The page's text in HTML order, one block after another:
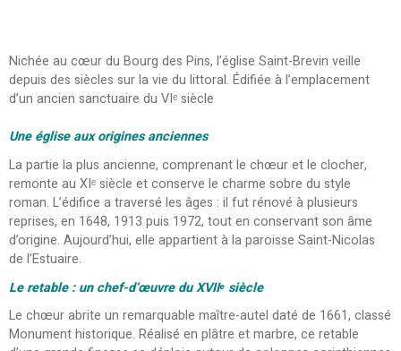
Nichée au cœur du Bourg des Pins, l’église Saint-Brevin veille
depuis des siècles sur la vie du littoral. Édifiée à l’emplacement
d’un ancien sanctuaire du VIᵉ siècle
Une église aux origines anciennes
La partie la plus ancienne, comprenant le chœur et le clocher,
remonte au XIᵉ siècle et conserve le charme sobre du style
roman. L’édifice a traversé les âges : il fut rénové à plusieurs
reprises, en 1648, 1913 puis 1972, tout en conservant son âme
d’origine. Aujourd’hui, elle appartient à la paroisse Saint-Nicolas
de l’Estuaire.
Le retable : un chef-d’œuvre du XVIIᵉ siècle
Le chœur abrite un remarquable maître-autel daté de 1661, classé
Monument historique. Réalisé en plâtre et marbre, ce retable